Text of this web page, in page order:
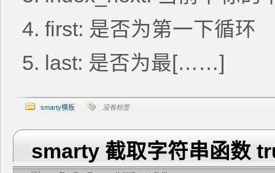
4. first: 是否为第一下循环
5. last: 是否为最[……]
smarty模板 没有标签
smarty 截取字符串函数